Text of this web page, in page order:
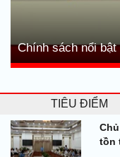
Chính sách nổi bật
TIÊU ĐIỂM
tồn